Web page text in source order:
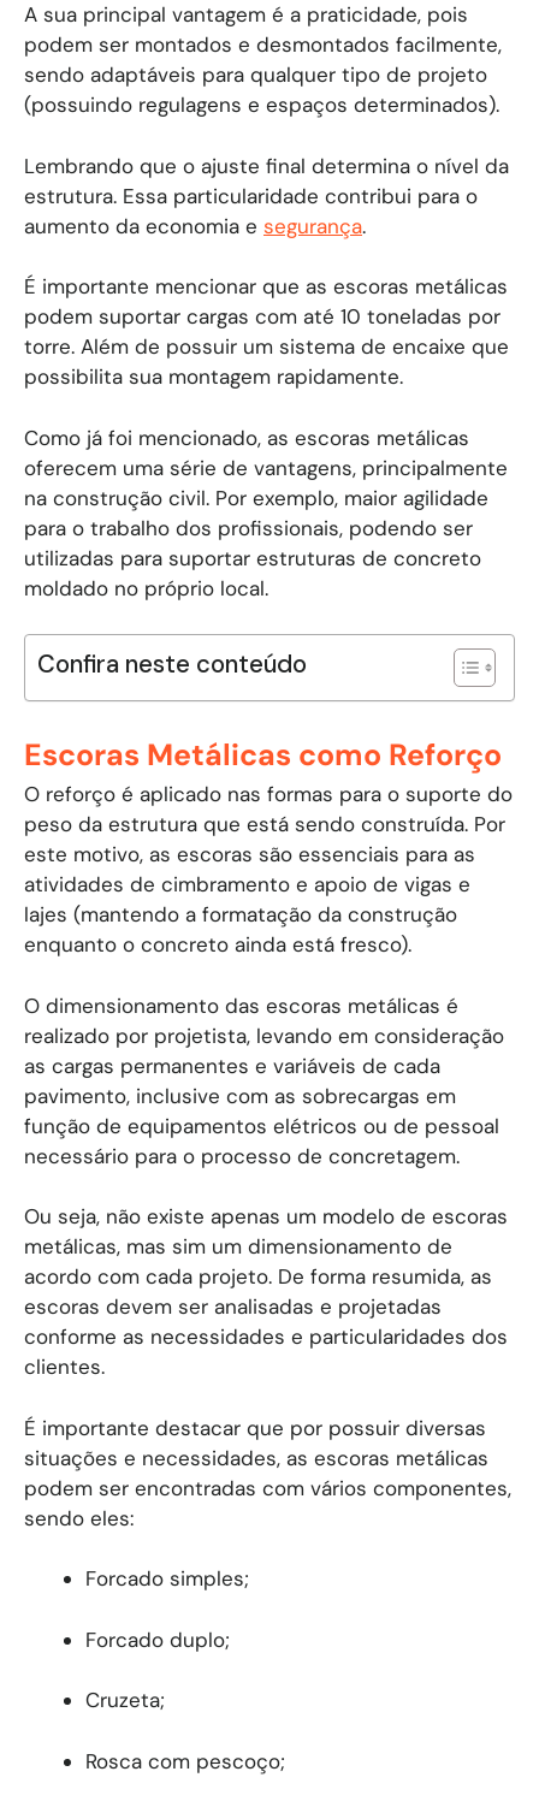
A sua principal vantagem é a praticidade, pois
podem ser montados e desmontados facilmente,
sendo adaptáveis para qualquer tipo de projeto
(possuindo regulagens e espaços determinados).
Lembrando que o ajuste final determina o nível da
estrutura. Essa particularidade contribui para o
aumento da economia e segurança.
É importante mencionar que as escoras metálicas
podem suportar cargas com até 10 toneladas por
torre. Além de possuir um sistema de encaixe que
possibilita sua montagem rapidamente.
Como já foi mencionado, as escoras metálicas
oferecem uma série de vantagens, principalmente
na construção civil. Por exemplo, maior agilidade
para o trabalho dos profissionais, podendo ser
utilizadas para suportar estruturas de concreto
moldado no próprio local.
Confira neste conteúdo
Escoras Metálicas como Reforço
O reforço é aplicado nas formas para o suporte do
peso da estrutura que está sendo construída. Por
este motivo, as escoras são essenciais para as
atividades de cimbramento e apoio de vigas e
lajes (mantendo a formatação da construção
enquanto o concreto ainda está fresco).
O dimensionamento das escoras metálicas é
realizado por projetista, levando em consideração
as cargas permanentes e variáveis de cada
pavimento, inclusive com as sobrecargas em
função de equipamentos elétricos ou de pessoal
necessário para o processo de concretagem.
Ou seja, não existe apenas um modelo de escoras
metálicas, mas sim um dimensionamento de
acordo com cada projeto. De forma resumida, as
escoras devem ser analisadas e projetadas
conforme as necessidades e particularidades dos
clientes.
É importante destacar que por possuir diversas
situações e necessidades, as escoras metálicas
podem ser encontradas com vários componentes,
sendo eles:
Forcado simples;
Forcado duplo;
Cruzeta;
Rosca com pescoço;